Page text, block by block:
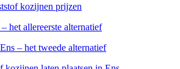
kozijnen prijzen
het allereerste alternatief
– het tweede alternatief